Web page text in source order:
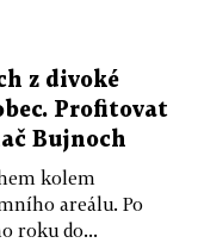
z divoké
Profitovat
Bujnoch
kolem
areálu. Po
roku do...